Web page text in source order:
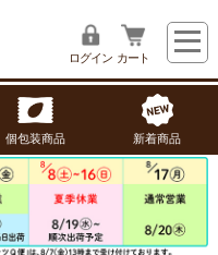
ログイン カート
個包装商品 新着商品